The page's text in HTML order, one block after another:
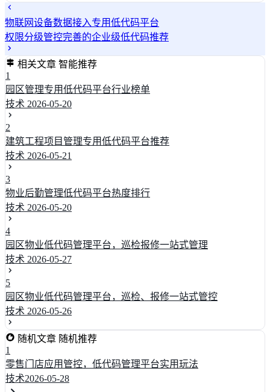
物联网设备数据接入专用低代码平台
权限分级管控完善的企业级低代码推荐
相关文章 智能推荐
1
园区管理专用低代码平台行业榜单
技术 2026-05-20
2
建筑工程项目管理专用低代码平台推荐
技术 2026-05-21
3
物业后勤管理低代码平台热度排行
技术 2026-05-20
4
园区物业低代码管理平台，巡检报修一站式管理
技术 2026-05-27
5
园区物业低代码管理平台，巡检、报修一站式管控
技术 2026-05-26
随机文章 随机推荐
1
零售门店应用管控，低代码管理平台实用玩法
技术2026-05-28